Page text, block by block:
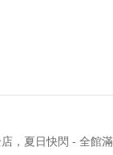
，夏日快閃 - 全館